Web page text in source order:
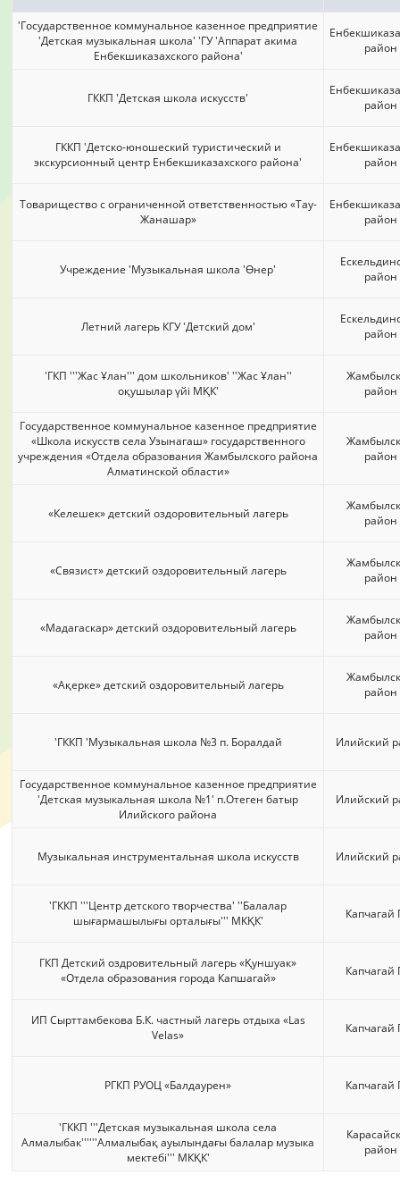
'Государственное коммунальное казенное предприятие
'Детская музыкальная школа' 'ГУ 'Аппарат акима
Енбекшиказахского района'
район
ГККП 'Детская школа искусств'
район
ГККП 'Детско-юношеский туристический и
экскурсионный центр Енбекшиказахского района'
район
Товарищество с ограниченной ответственностью «Тау-
Жанашар»
район
Учреждение 'Музыкальная школа 'Өнер'
район
Летний лагерь КГУ 'Детский дом'
район
'ГКП '''Жас Ұлан''' дом школьников' ''Жас Ұлан''
оқушылар үйі МҚК'
район
Государственное коммунальное казенное предприятие
«Школа искусств села Узынагаш» государственного
учреждения «Отдела образования Жамбылского района
Алматинской области»
район
«Келешек» детский оздоровительный лагерь
район
«Связист» детский оздоровительный лагерь
район
«Мадагаскар» детский оздоровительный лагерь
район
«Ақерке» детский оздоровительный лагерь
район
'ГККП 'Музыкальная школа №3 п. Боралдай Илийский
Государственное коммунальное казенное предприятие
'Детская музыкальная школа №1' п.Отеген батыр
Илийского района
Илийский
Музыкальная инструментальная школа искусств Илийский
'ГККП '''Центр детского творчества' ''Балалар
шығармашылығы орталығы''' МКҚК'
Капчагай
ГКП Детский оздровительный лагерь «Қуншуак»
«Отдела образования города Капшагай»
Капчагай
ИП Сырттамбекова Б.К. частный лагерь отдыха «Las
Velas»
Капчагай
РГКП РУОЦ «Балдаурен» Капчагай
'ГККП '''Детская музыкальная школа села
Алмалыбак''''''Алмалыбақ ауылындағы балалар музыка
мектебі''' МКҚК'
район